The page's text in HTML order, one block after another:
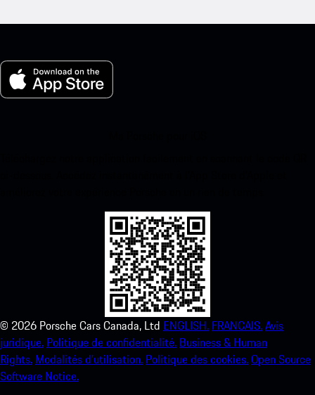
© 2026 Porsche Cars Canada, Ltd ENGLISH. FRANCAIS.Avis
juridique. Politique de confidentialité. Business & Human
Rights. Modalités d’utilisation. Politique des cookies.Open Source
Software Notice.